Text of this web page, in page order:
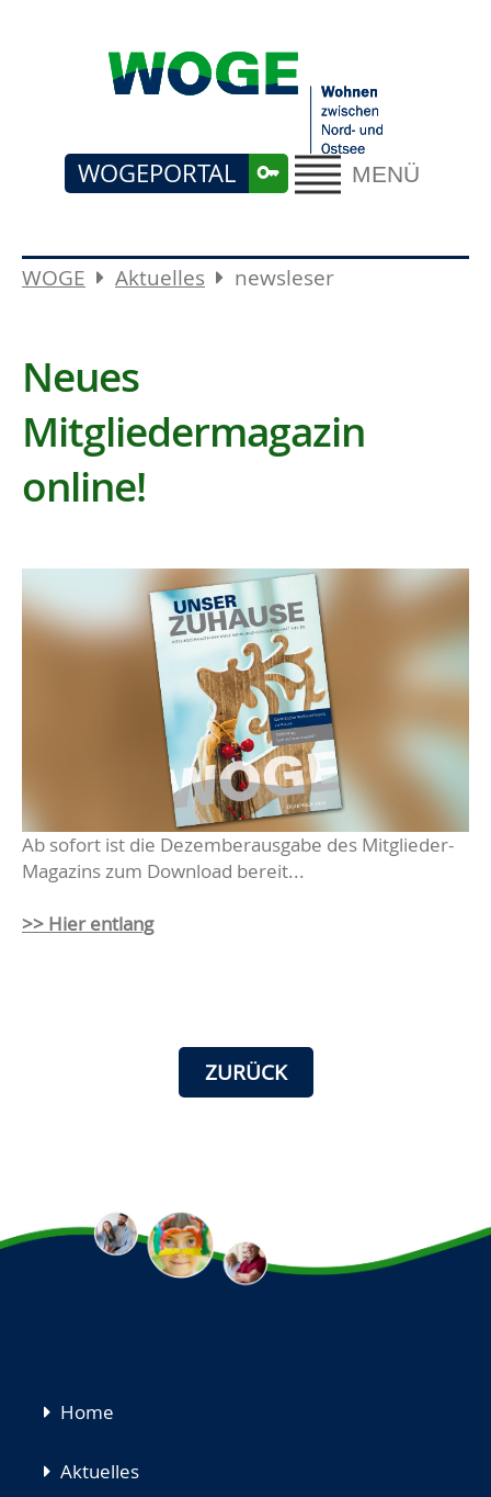
MENÜ
WOGEPORTAL
WOGE Aktuelles newsleser
Neues
Mitgliedermagazin
online!
Ab sofort ist die Dezemberausgabe des Mitglieder-
Magazins zum Download bereit...
>> Hier entlang
ZURÜCK
Navigation
Home
Aktuelles